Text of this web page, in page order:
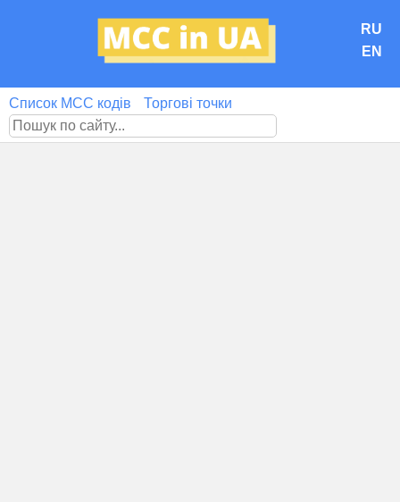
RU
EN
Список MCC кодів Торгові точки